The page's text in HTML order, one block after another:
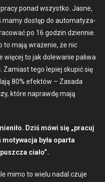
pon­ad wszys­tko. Jasne,
mamy dostęp do automatyza­
po 16 godzin dzi­en­nie.
to mają wraże­nie, że nic
więcej to jak dole­wanie pali­wa
Zami­ast tego lep­iej skupić się
80% efek­tów – Zasa­da
które naprawdę mają
Dziś mówi się „pracuj
była opar­ta
ciało”.
mimo to wielu nadal czu­je